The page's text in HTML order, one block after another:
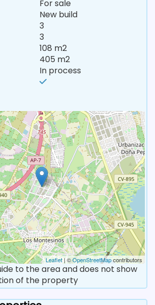
For sale
New build
3
3
108 m2
405 m2
In process
Leaflet| ©OpenStreetMapcontributors
to the area and does not show
of the property